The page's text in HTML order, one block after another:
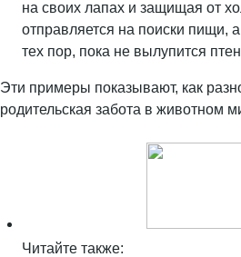
на своих лапах и защищая от
отправляется на поиски пищи,
тех пор, пока не вылупится
Эти примеры показывают, как
родительская забота в животном
Читайте также: